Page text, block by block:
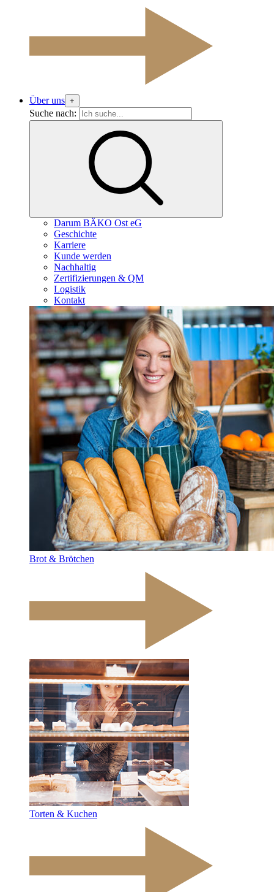
Über uns +
Suche nach:
Darum BÄKO Ost eG
Geschichte
Karriere
Kunde werden
Nachhaltig
Zertifizierungen & QM
Logistik
Kontakt
Brot & Brötchen
Torten & Kuchen